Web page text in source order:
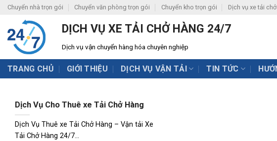
Skip
content
Chuyển nhà trọn gói Chuyển văn phòng trọn gói Chuyển kho trọn gói Dịch vụ xe tải
DỊCH VỤ XE TẢI CHỞ HÀNG 24/7
Dịch vụ vận chuyển hàng hóa chuyên nghiệp
TRANG CHỦ GIỚI THIỆU DỊCH VỤ VẬN TẢI TIN TỨC
Dịch Vụ Cho Thuê xe Tải Chở Hàng
Dịch Vụ Thuê xe Tải Chở Hàng – Vận tải Xe
Tải Chở Hàng 24/7...